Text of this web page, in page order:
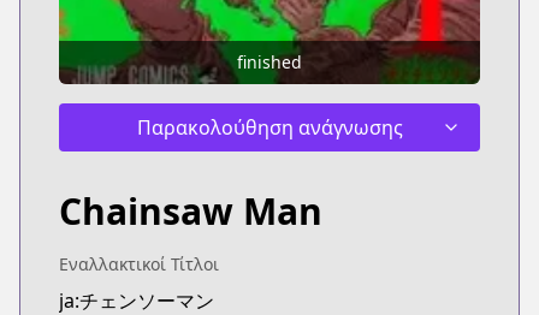
finished
Παρακολούθηση ανάγνωσης
Chainsaw Man
Εναλλακτικοί Τίτλοι
ja:チェンソーマン